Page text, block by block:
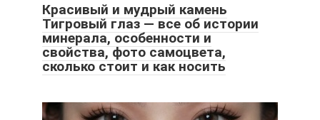
Красивый и мудрый камень
Тигровый глаз — все об истории
минерала, особенности и
свойства, фото самоцвета,
сколько стоит и как носить